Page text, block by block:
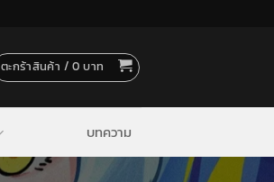
ตะกร้าสินค้า /0
บทความ